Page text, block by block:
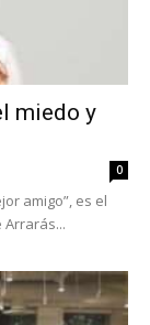
miedo y
0
amigo”, es el